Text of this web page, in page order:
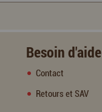
Besoin d'aide
Contact
Retours et SAV